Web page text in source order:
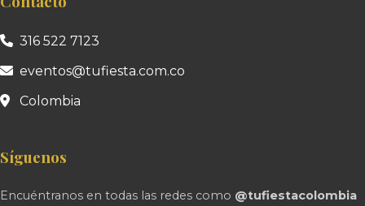
316 522 7123
eventos@tufiesta.com.co
Colombia
Síguenos
Encuéntranos en todas las redes como @tufiestacolombia